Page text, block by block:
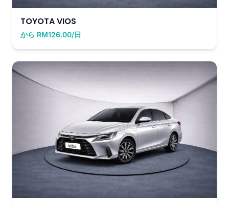
TOYOTA VIOS
から RM126.00/日